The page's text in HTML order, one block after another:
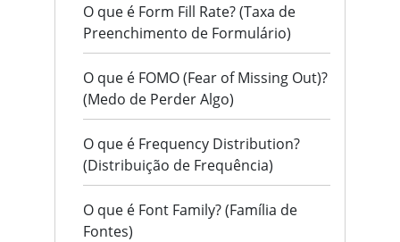
O que é Form Fill Rate? (Taxa de
Preenchimento de Formulário)
O que é FOMO (Fear of Missing Out)?
(Medo de Perder Algo)
O que é Frequency Distribution?
(Distribuição de Frequência)
O que é Font Family? (Família de
Fontes)